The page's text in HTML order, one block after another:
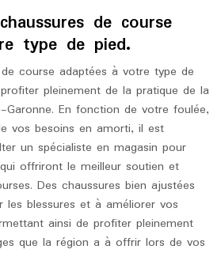
de course
type de pied.
course adaptées à votre type de
pleinement de la pratique de la
En fonction de votre foulée,
vos besoins en amorti, il est
un spécialiste en magasin pour
offriront le meilleur soutien et
Des chaussures bien ajustées
les blessures et à améliorer vos
ainsi de profiter pleinement
que la région a à offrir lors de vos